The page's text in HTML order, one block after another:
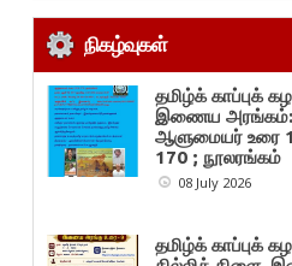
நிகழ்வுகள்
தமிழ்க் காப்புக்
இணைய அரங்கம்:
ஆளுமையர் உரை
170 ; நூலரங்கம்
08 July 2026
தமிழ்க் காப்புக்